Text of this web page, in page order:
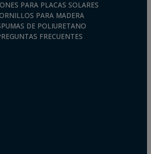
PARA PLACAS SOLARES
PARA MADERA
DE POLIURETANO
FRECUENTES